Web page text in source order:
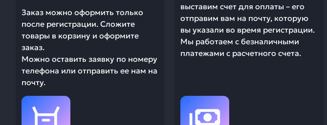
Заказ можно оформить только
после регистрации. Сложите
товары в корзину и оформите
заказ.
Можно оставить заявку по номеру
телефона или отправить ее нам на
почту.
выставим счет для оплаты – его
отправим вам на почту, которую
вы указали во время регистрации.
Мы работаем с безналичными
платежами с расчетного счета.